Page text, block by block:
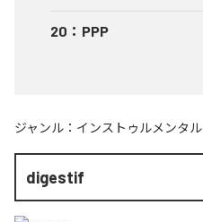
20 ： PPP
ジャンル： インストゥルメンタル
digestif